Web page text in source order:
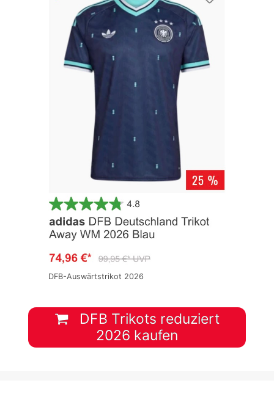
DFB-Auswärtstrikot 2026
DFB Trikots reduziert
2026 kaufen